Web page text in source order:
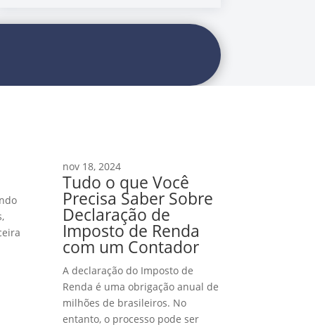
nov 18, 2024
Tudo o que Você
Precisa Saber Sobre
Declaração de
Imposto de Renda
com um Contador
A declaração do Imposto de
Renda é uma obrigação anual de
milhões de brasileiros. No
entanto, o processo pode ser